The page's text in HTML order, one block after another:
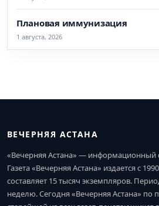
Плановая иммунизация
1 августа, 2026
ВЕЧЕРНЯЯ АСТАНА
«Вечерняя Астана» — информационный
Газета «Вечерняя Астана» издается с
составляет 15 тысяч экземпляров.
неделю. Сегодня «Вечерняя Астана» по